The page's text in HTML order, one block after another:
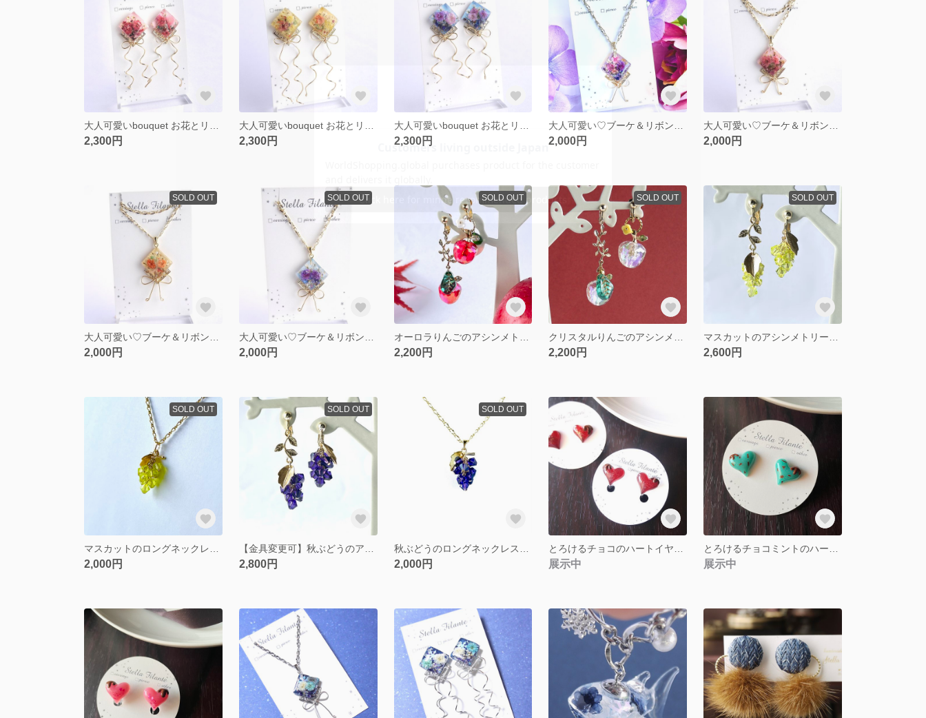
2,300円 2,300円 2,300円 2,000円 2,000円
SOLD OUT
2,000円
SOLD OUT
2,000円
SOLD OUT
2,200円
SOLD OUT
2,200円
SOLD OUT
2,600円
SOLD OUT
2,000円
SOLD OUT
2,800円
SOLD OUT
2,000円 展示中 展示中